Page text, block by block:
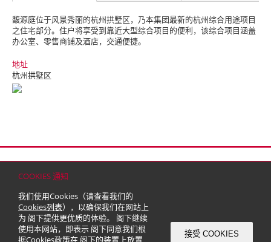
COOKIES 通知
我们使用Cookies（请查看我们的
Cookies列表），以确保我们在网站上
为 阁下提供更优质的体验。 阁下继续
使用本网站，即表示 阁下同意我们根
据Cookies政策在 阁下的装置上放置
接受 COOKIES
馥源庭位于风景秀丽的杭州拱墅区，乃本集团最新的杭州综合用途项目
之住宅部分。 住户将享受到靠近大型综合项目的便利，该综合项目涵盖
办公室、零售商铺及酒店，交通便捷。
地址
杭州拱墅区
© 2026 嘉里建设有限公司 (于百慕达注册成立之有限公司)